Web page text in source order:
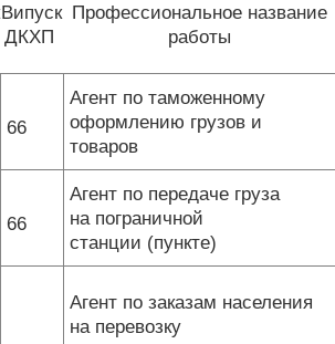
Випуск
ДКХП
Профессиональное название
работы
66
Агент по таможенному
оформлению грузов и
товаров
66
Агент по передаче груза
на пограничной
станции (пункте)
Агент по заказам населения
на перевозку